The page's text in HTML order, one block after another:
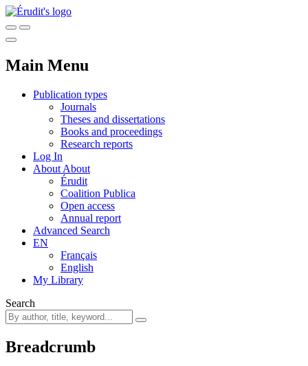
Main Menu
Publication types
Journals
Theses and dissertations
Books and proceedings
Research reports
Log In
About About
Érudit
Coalition Publica
Open access
Annual report
Advanced Search
EN
Français
English
My Library
Search
Breadcrumb